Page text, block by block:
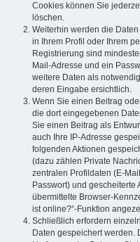
Cookies können Sie
löschen.
Weiterhin werden die
in Ihrem Profil oder Ihrem
Registrierung sind
Mail-Adresse und ein
weitere Daten als
deren Eingabe ersichtlich.
Wenn Sie einen Beitrag
die dort eingegebenen
Sie einen Beitrag als
auch Ihre IP-Adresse
folgenden Aktionen
(dazu zählen Private
zentralen Profildaten (E-
Passwort) und
übermittelte Browser-
ist online?“-Funktion
Schließlich erfordern
Daten gespeichert werden.